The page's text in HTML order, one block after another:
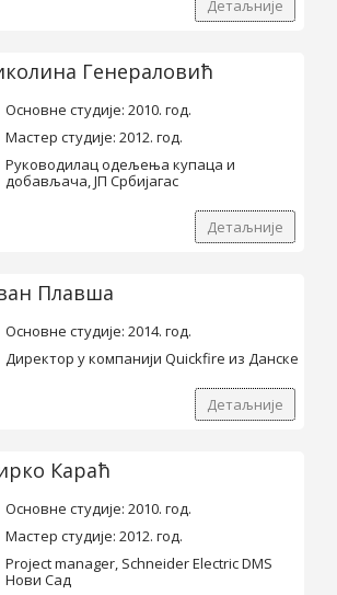
Детаљније
Генераловић
Основне студије: 2010. год.
Мастер студије: 2012. год.
Руководилац одељења купаца и
добављача, ЈП Србијагас
Детаљније
Плавша
Основне студије: 2014. год.
Директор у компанији Quickfire из Данске
Детаљније
Караћ
Основне студије: 2010. год.
Мастер студије: 2012. год.
Project manager, Schneider Electric DMS
Нови Сад